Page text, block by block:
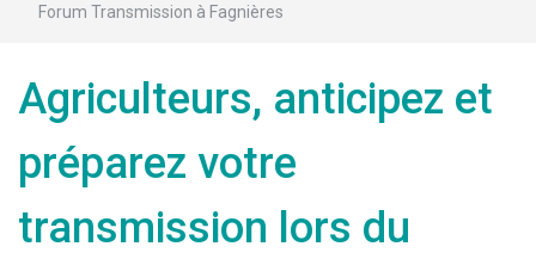
Forum Transmission à Fagnières
Agriculteurs, anticipez et
préparez votre
transmission lors du